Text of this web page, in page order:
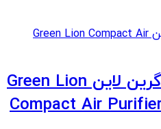
دستگاه تصفیه هوا گرین لاین Green Lion
Compact Air